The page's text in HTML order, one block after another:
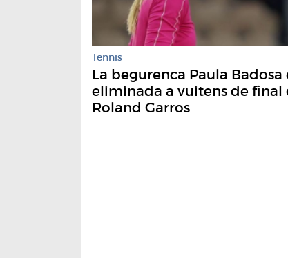
Tennis
La begurenca Paula Badosa
eliminada a vuitens de final
Roland Garros